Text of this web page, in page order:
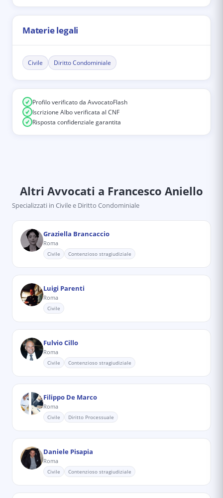
Materie legali
Civile Diritto Condominiale
Profilo verificato da AvvocatoFlash
Iscrizione Albo verificata al CNF
Risposta confidenziale garantita
Altri Avvocati a Francesco Aniello
Specializzati in Civile e Diritto Condominiale
Graziella Brancaccio
Roma
Civile Contenzioso stragiudiziale
Luigi Parenti
Roma
Civile
Fulvio Cillo
Roma
Civile Contenzioso stragiudiziale
Filippo De Marco
Roma
Civile Diritto Processuale
Daniele Pisapia
Roma
Civile Contenzioso stragiudiziale